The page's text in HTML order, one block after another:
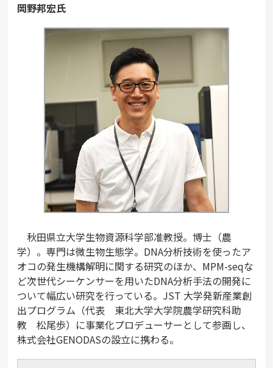
岡野邦宏氏
秋田県立大学生物資源科学部准教授。博士（農
学）。専門は微生物生態学。DNA分析技術を使ったア
オコの発生機構解明に関する研究のほか、MPM-seqな
ど次世代シーケンサーを用いたDNA分析手法の開発に
ついて幅広い研究を行っている。JST 大学発新産業創
出プログラム（代表 東北大学大学院農学研究科助
教 松尾歩）に事業化プロデューサーとして参画し、
株式会社GENODASの設立に携わる。